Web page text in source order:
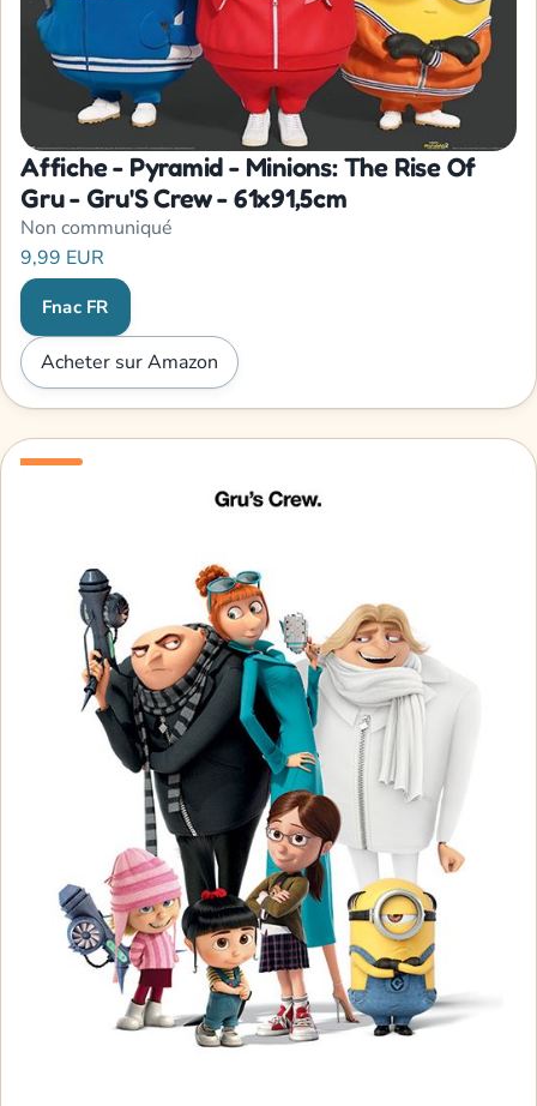
Affiche - Pyramid - Minions: The Rise Of
Gru - Gru'S Crew - 61x91,5cm
Non communiqué
9,99 EUR
Fnac FR
Acheter sur Amazon